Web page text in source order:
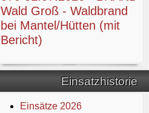
Wald Groß - Waldbrand
bei Mantel/Hütten (mit
Bericht)
Einsatzhistorie
Einsätze 2026